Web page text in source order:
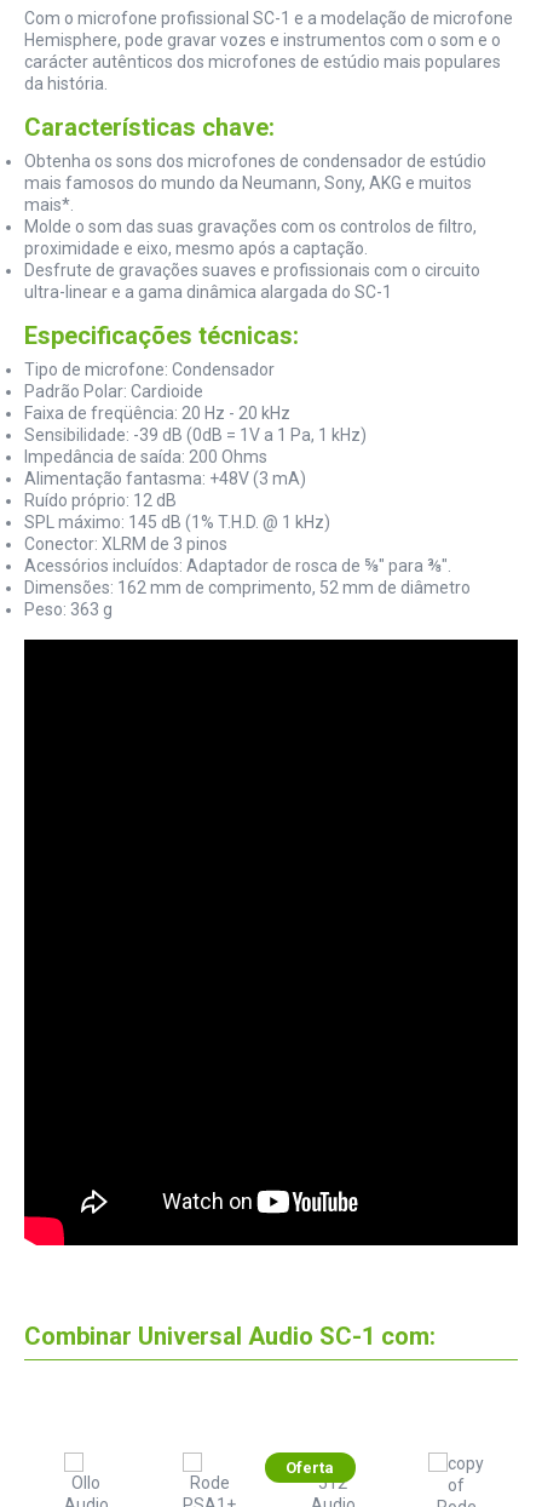
Com o microfone profissional SC-1 e a modelação de microfone
Hemisphere, pode gravar vozes e instrumentos com o som e o
carácter autênticos dos microfones de estúdio mais populares
da história.
Características chave:
Obtenha os sons dos microfones de condensador de estúdio
mais famosos do mundo da Neumann, Sony, AKG e muitos
mais*.
Molde o som das suas gravações com os controlos de filtro,
proximidade e eixo, mesmo após a captação.
Desfrute de gravações suaves e profissionais com o circuito
ultra-linear e a gama dinâmica alargada do SC-1
Especificações técnicas:
Tipo de microfone: Condensador
Padrão Polar: Cardioide
Faixa de freqüência: 20 Hz - 20 kHz
Sensibilidade: -39 dB (0dB = 1V a 1 Pa, 1 kHz)
Impedância de saída: 200 Ohms
Alimentação fantasma: +48V (3 mA)
Ruído próprio: 12 dB
SPL máximo: 145 dB (1% T.H.D. @ 1 kHz)
Conector: XLRM de 3 pinos
Acessórios incluídos: Adaptador de rosca de ⅝" para ⅜".
Dimensões: 162 mm de comprimento, 52 mm de diâmetro
Peso: 363 g
Combinar Universal Audio SC-1 com:
Oferta